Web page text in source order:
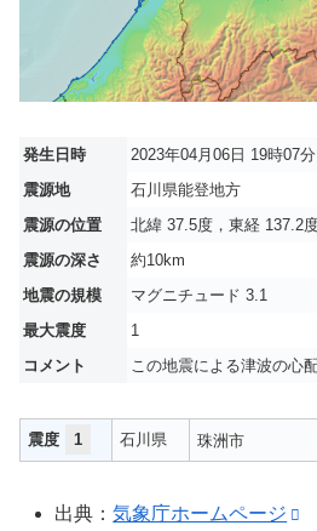
発生日時
2023年04月06日 19時07
震源地
石川県能登地方
震源の位置
北緯 37.5度，東経 137.2
震源の深さ
約10km
地震の規模
マグニチュード 3.1
最大震度
1
コメント
この地震による津波の心
震度 1 石川県 珠洲市
出典：気象庁ホームページ